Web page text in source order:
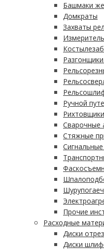
Башмаки
Домкраты
Захваты
Ручной
Сварочные
Стяжные
Прочие
Расходные
Диски
Диски